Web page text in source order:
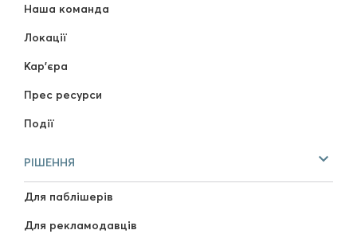
Наша команда
Локації
Кар'єра
Прес ресурси
Події
РІШЕННЯ
Для паблішерів
Для рекламодавців